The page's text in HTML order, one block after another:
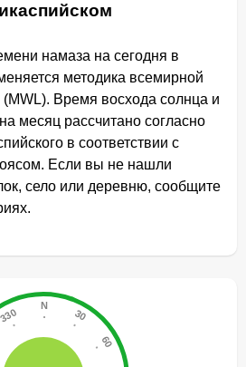
намаза на сегодня в
методика всемирной
(MWL). Время восхода солнца и
месяц рассчитано согласно
в соответствии с
Если вы не нашли
село или деревню, сообщите